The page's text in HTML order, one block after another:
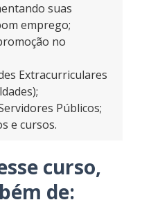
suas
emprego;
no
Extracurriculares
Públicos;
e cursos.
curso,
de: